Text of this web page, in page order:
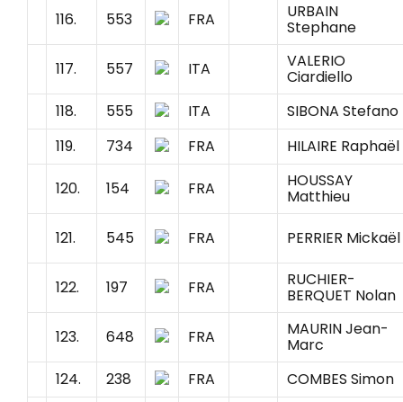
116.
553 FRA URBAIN
Stephane
117.
557 ITA VALERIO
Ciardiello
118.
555 ITA
SIBONA Stefano
119.
734 FRA HILAIRE Raphaël
120. 154 FRA HOUSSAY
Matthieu
121.
545 FRA PERRIER Mickaël
122. 197 FRA RUCHIER-
BERQUET Nolan
123.
648 FRA MAURIN Jean-
Marc
124.
238 FRA COMBES Simon